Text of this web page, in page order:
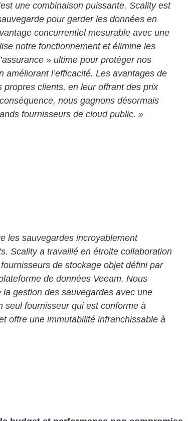
une combinaison puissante. Scality est
pour garder les données en
concurrentiel mesurable avec une
notre fonctionnement et élimine les
» ultime pour protéger nos
l’efficacité. Les avantages de
clients, en leur offrant des prix
nous gagnons désormais
fournisseurs de cloud public. »
les sauvegardes incroyablement
Scality a travaillé en étroite collaboration
de stockage objet défini par
de données Veeam. Nous
gestion des sauvegardes avec une
seul fournisseur qui est conforme à
offre une immutabilité infranchissable à